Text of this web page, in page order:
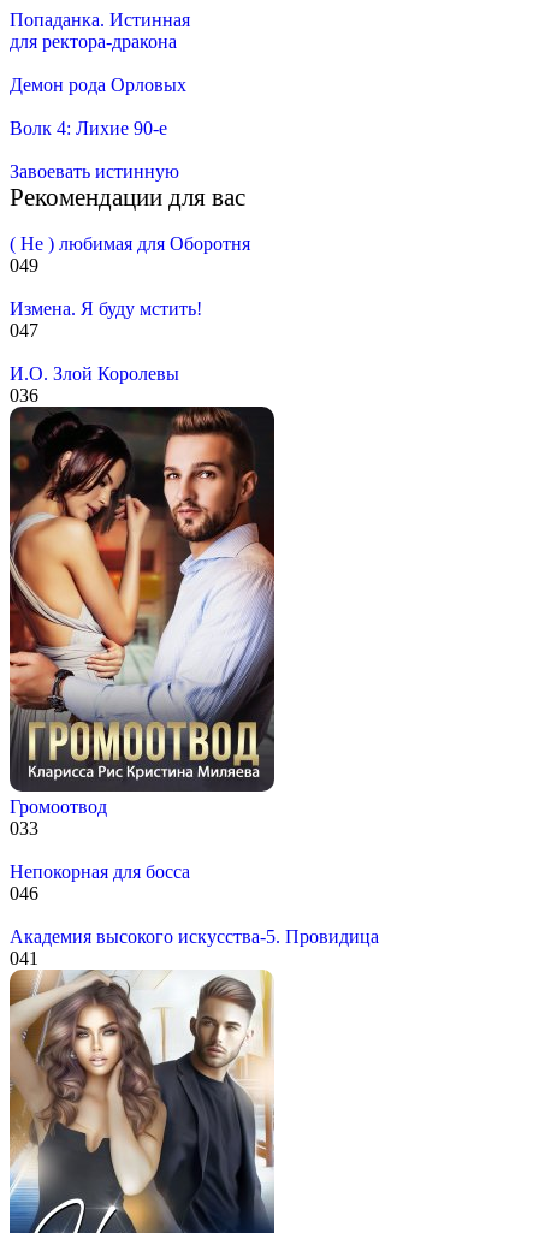
Попаданка. Истинная
для ректора-дракона
Демон рода Орловых
Волк 4: Лихие 90-е
Завоевать истинную
Рекомендации для вас
( Не ) любимая для Оборотня
049
Измена. Я буду мстить!
047
И.О. Злой Королевы
036
Громоотвод
033
Непокорная для босса
046
Академия высокого искусства-5. Провидица
041